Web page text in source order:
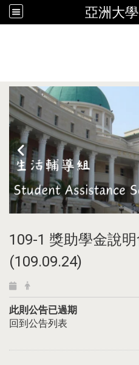
亞洲大
109-1 獎助學金說
(109.09.24)
此則公告已過期
回到公告列表